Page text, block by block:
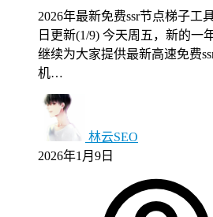
2026年最新免费ssr节点梯子工
日更新(1/9) 今天周五，新的一
继续为大家提供最新高速免费
机…
林云SEO
2026年1月9日